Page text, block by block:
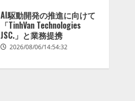
AI駆動開発の推進に向けて
「TinhVan Technologies
JSC.」と業務提携
2026/08/06/14:54:32